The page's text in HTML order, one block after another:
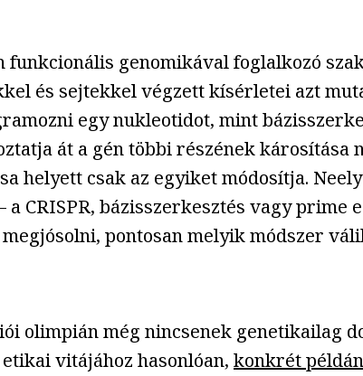
funkcionális genomikával foglalkozó
és sejtekkel végzett kísérletei azt
egy nukleotidot, mint
át a gén többi részének károsítása
helyett csak az egyiket módosítja.
a CRISPR, bázisszerkesztés vagy
pontosan melyik módszer
olimpián még nincsenek genetikailag
vitájához hasonlóan, konkrét